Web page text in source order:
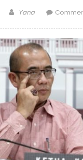
Author
Yana